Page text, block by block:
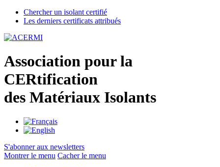
Chercher un isolant certifié
Les derniers certificats attribués
Association pour la
CERtification
des Matériaux Isolants
S'abonner aux newsletters
Montrer le menu Cacher le menu